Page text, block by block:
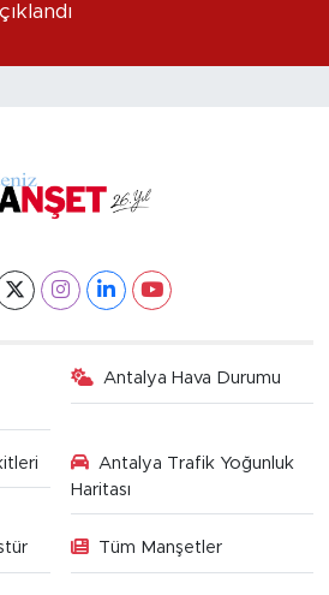
Antalya Hava Durumu
Antalya Trafik Yoğunluk
Haritası
Tüm Manşetler